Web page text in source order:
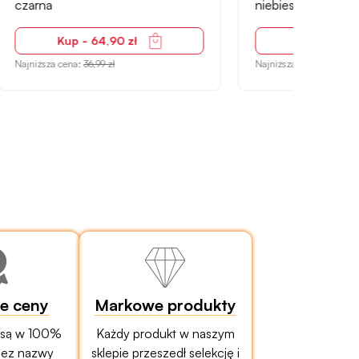
Kup - 177,91 zł
Najniższa cena:
ceny
w 100%
nazwy
Markowe produkty
Każdy produkt w naszym
sklepie przeszedł selekcję i